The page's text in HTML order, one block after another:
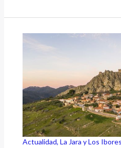
Actualidad,La Jara y Los